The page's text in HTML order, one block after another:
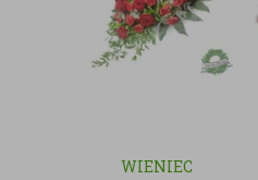
WIENIEC